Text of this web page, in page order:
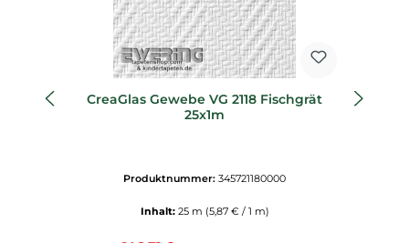
CreaGlas Gewebe VG 2118 Fischgrät
25x1m
Produktnummer: 345721180000
Inhalt: 25 m (5,87 € / 1 m)